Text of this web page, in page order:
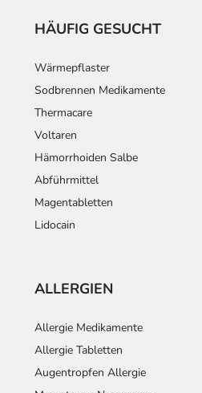
HÄUFIG GESUCHT
Wärmepflaster
Sodbrennen Medikamente
Thermacare
Voltaren
Hämorrhoiden Salbe
Abführmittel
Magentabletten
Lidocain
ALLERGIEN
Allergie Medikamente
Allergie Tabletten
Augentropfen Allergie